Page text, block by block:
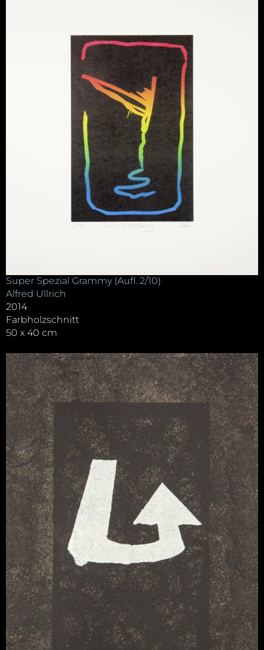
Super Spezial Grammy (Aufl. 2/10)
Alfred Ullrich
2014
Farbholzschnitt
50 x 40 cm